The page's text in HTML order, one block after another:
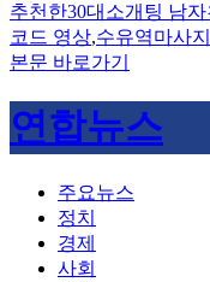
추천한30대소개팅 남자
코드 영상,수유역마사
본문 바로가기
연합뉴스
주요뉴스
정치
경제
사회